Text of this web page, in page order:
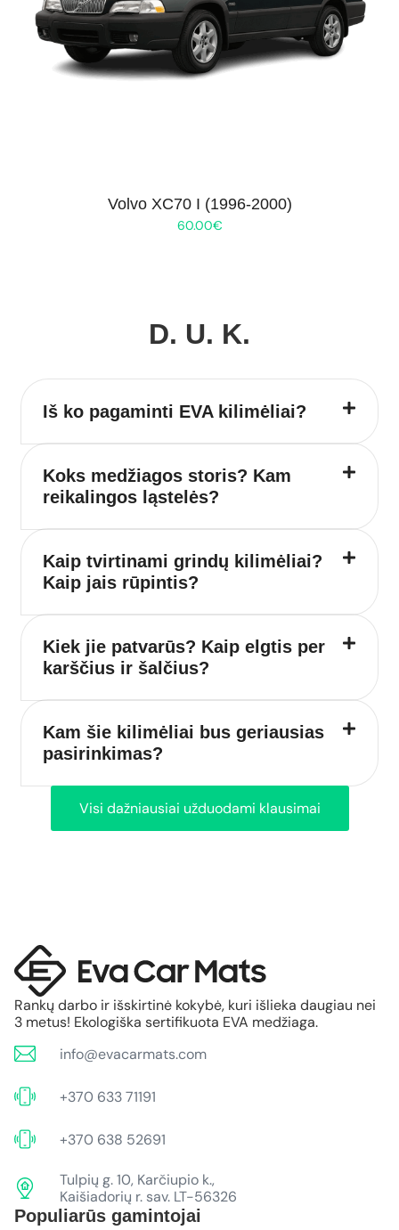
Volvo XC70 I (1996-2000)
60.00€
D. U. K.
Iš ko pagaminti EVA kilimėliai?
Koks medžiagos storis? Kam
reikalingos ląstelės?
Kaip tvirtinami grindų kilimėliai?
Kaip jais rūpintis?
Kiek jie patvarūs? Kaip elgtis per
karščius ir šalčius?
Kam šie kilimėliai bus geriausias
pasirinkimas?
Visi dažniausiai užduodami klausimai
Rankų darbo ir išskirtinė kokybė, kuri išlieka daugiau nei
3 metus! Ekologiška sertifikuota EVA medžiaga.
info@evacarmats.com
+370 633 71191
+370 638 52691
Tulpių g. 10, Karčiupio k.,
Kaišiadorių r. sav. LT-56326
Populiarūs gamintojai